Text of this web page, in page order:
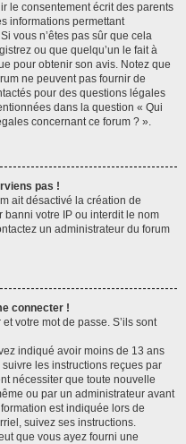
le consentement écrit des parents
informations permettant
vous n’êtes pas sûr que cela
ou que quelqu’un le fait à
pour obtenir son avis. Notez que
ne peuvent pas fournir de
pour des questions légales
dans la question « Qui
concernant ce forum ? ».
pas !
ait désactivé la création de
votre IP ou interdit le nom
un administrateur du forum
connecter !
votre mot de passe. S’ils sont
indiqué avoir moins de 13 ans
les instructions reçues par
nécessiter que toute nouvelle
ou par un administrateur avant
est indiquée lors de
suivez ses instructions.
que vous ayez fourni une